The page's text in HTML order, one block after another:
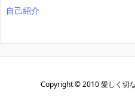
自己紹介
Copyright ©2010 愛しく切